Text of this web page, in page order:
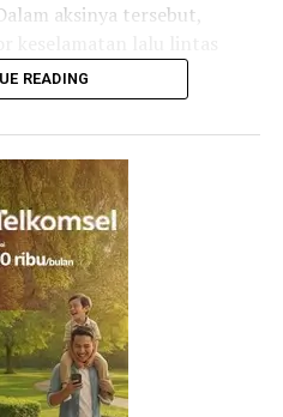
aksinya tersebut,
kecelakaan.
beasiswa anak sekolah
tersebut merupakan
Tanggung Jawab Sosial
ini merupakan salah
Raharja untuk
dalam
lintas.[]
READING